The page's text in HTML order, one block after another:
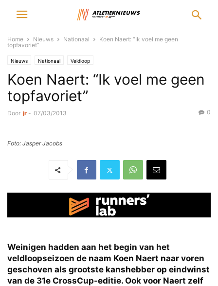
Home Nieuws Nationaal
Koen Naert: “Ik voel me geen
topfavoriet”
Nieuws Nationaal Veldloop
Koen Naert: “Ik voel me geen
topfavoriet”
Door jr - 07/03/2013 0
Foto: Jasper Jacobs
Weinigen hadden aan het begin van het
veldloopseizoen de naam Koen Naert naar voren
geschoven als grootste kanshebber op eindwinst
van de 31e CrossCup-editie. Ook voor Naert zelf